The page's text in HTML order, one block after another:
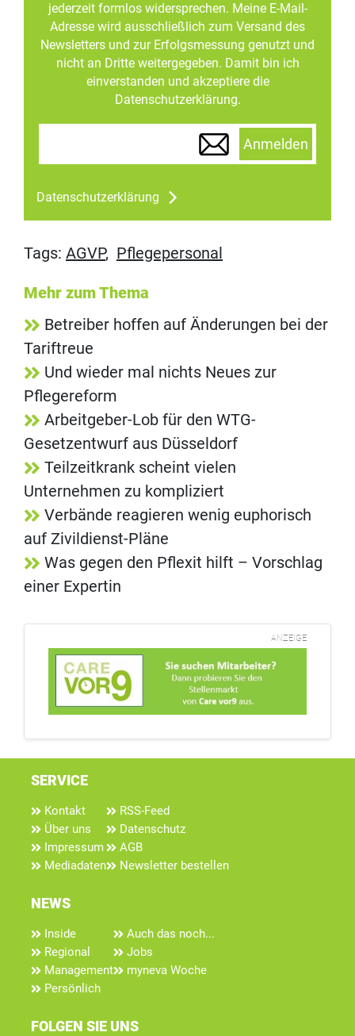
jederzeit formlos widersprechen. Meine E-Mail-
Adresse wird ausschließlich zum Versand des
Newsletters und zur Erfolgsmessung genutzt und
nicht an Dritte weitergegeben. Damit bin ich
einverstanden und akzeptiere die
Datenschutzerklärung.
Anmelden
Datenschutzerklärung
Tags: AGVP, Pflegepersonal
Mehr zum Thema
Betreiber hoffen auf Änderungen bei der
Tariftreue
Und wieder mal nichts Neues zur
Pflegereform
Arbeitgeber-Lob für den WTG-
Gesetzentwurf aus Düsseldorf
Teilzeitkrank scheint vielen
Unternehmen zu kompliziert
Verbände reagieren wenig euphorisch
auf Zivildienst-Pläne
Was gegen den Pflexit hilft – Vorschlag
einer Expertin
ANZEIGE
SERVICE
Kontakt
Über uns
Impressum
Mediadaten
RSS-Feed
Datenschutz
AGB
Newsletter bestellen
NEWS
Inside
Regional
Management
Persönlich
Auch das noch...
Jobs
myneva Woche
FOLGEN SIE UNS